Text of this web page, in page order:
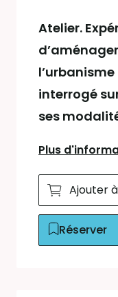
Atelier.
interrogé
ses
Plus
Ajouter
Réserver